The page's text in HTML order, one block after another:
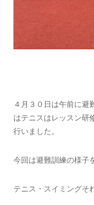
４月３０日は午前に避
はテニスはレッスン研
行いました。
今回は避難訓練の様子
テニス・スイミングそ